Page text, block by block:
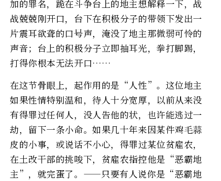
加的罪名，跪在斗争台上的地主想解释一下，战
战兢兢刚开口，台下在积极分子的带领下发出一
片震耳欲聋的口号声，淹没了地主那微弱可怜的
声音；台上的积极分子立即抽耳光，拳打脚踢，
打得你根本无法开口……
在这节骨眼上，起作用的是“人性”。这位地主
如果性情特别温和，待人十分宽厚，以前从来没
有得罪过任何人，没人告他的状，也许能逃过一
劫，留下一条小命。如果几十年来因某件鸡毛蒜
皮的小事，或说话不小心，得罪过某位贫雇农，
在土改干部的挑唆下，贫雇农指控他是“恶霸地
主”，就完蛋了。——只要有人说你是“恶霸地